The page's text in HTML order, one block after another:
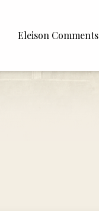
Eleison Comments